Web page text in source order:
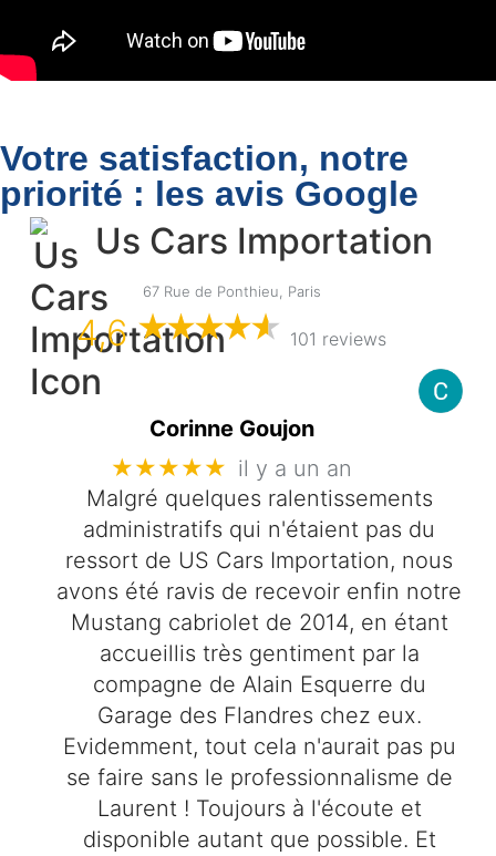
Votre satisfaction, notre
priorité : les avis Google
Us Cars Importation
67 Rue de Ponthieu, Paris
4,6 101 reviews
Corinne Goujon
★★★★★ il y a un an
Malgré quelques ralentissements
administratifs qui n'étaient pas du
ressort de US Cars Importation, nous
avons été ravis de recevoir enfin notre
Mustang cabriolet de 2014, en étant
accueillis très gentiment par la
compagne de Alain Esquerre du
Garage des Flandres chez eux.
Evidemment, tout cela n'aurait pas pu
se faire sans le professionnalisme de
Laurent ! Toujours à l'écoute et
disponible autant que possible. Et